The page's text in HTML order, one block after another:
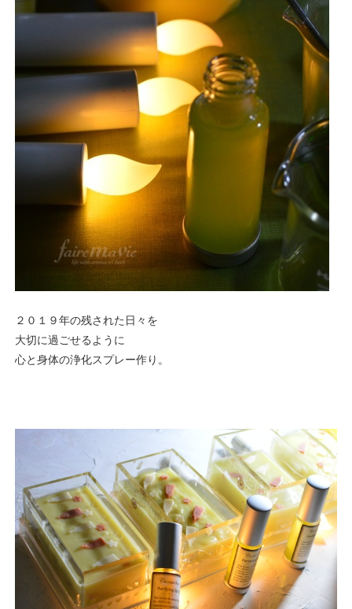
２０１９年の残された日々を
大切に過ごせるように
心と身体の浄化スプレー作り。